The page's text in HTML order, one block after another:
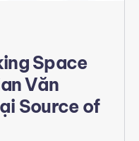
Space
Văn
Source of